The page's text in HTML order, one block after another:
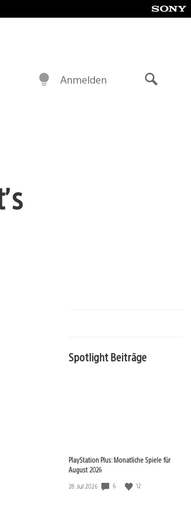
Anmelden
Spotlight Beiträge
PlayStation Plus: Monatliche Spiele für
August 2026
Veröffentlichungsdatum:
28. Jul 2026 6 12